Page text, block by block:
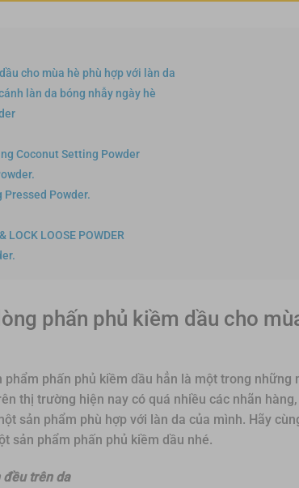
cho mùa hè phù hợp với làn da
làn da bóng nhẫy ngày hè
Coconut Setting Powder
Pressed Powder.
LOCK LOOSE POWDER
phấn phủ kiềm dầu cho
phấn phủ kiềm dầu hẳn là một trong
thị trường hiện nay có quá nhiều các nhãn
sản phẩm phù hợp với làn da của mình. Hãy
sản phẩm phấn phủ kiềm dầu nhé.
đều trên da